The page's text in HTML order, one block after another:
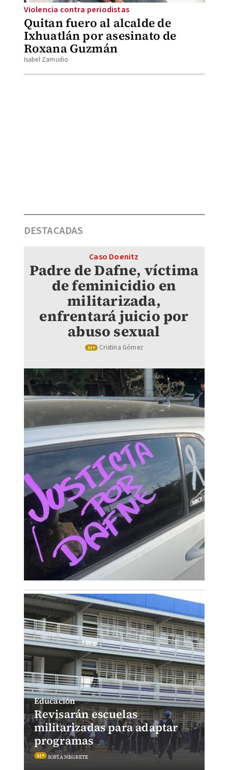
Quitan fuero al alcalde de
Ixhuatlán por asesinato de
Roxana Guzmán
Violencia contra periodistas
Isabel Zamudio
DESTACADAS
Padre de Dafne, víctima
de feminicidio en
militarizada,
enfrentará juicio por
abuso sexual
Caso Doenitz
Cristina Gómez
Revisarán escuelas
militarizadas para adaptar
programas
Educación
SOFÍA NEGRETE